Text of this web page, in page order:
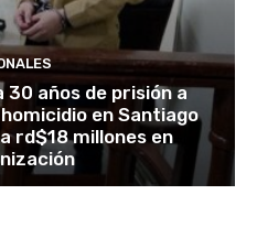
30 años de prisión a
en Santiago
rd$18 millones en